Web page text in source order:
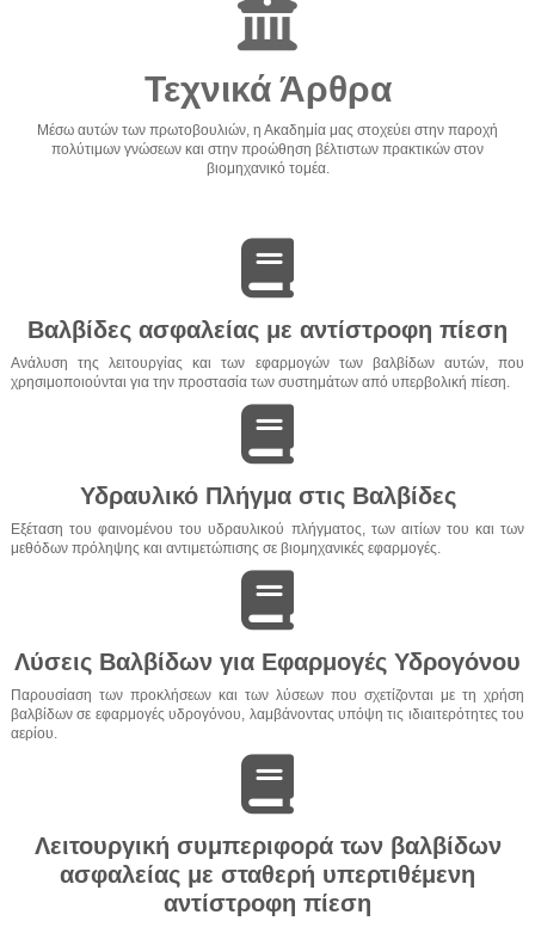
Τεχνικά Άρθρα
Μέσω αυτών των πρωτοβουλιών, η Ακαδημία μας στοχεύει στην παροχή
πολύτιμων γνώσεων και στην προώθηση βέλτιστων πρακτικών στον
βιομηχανικό τομέα.
Βαλβίδες ασφαλείας με αντίστροφη πίεση
Ανάλυση της λειτουργίας και των εφαρμογών των βαλβίδων αυτών, που
χρησιμοποιούνται για την προστασία των συστημάτων από υπερβολική πίεση.
Υδραυλικό Πλήγμα στις Βαλβίδες
Εξέταση του φαινομένου του υδραυλικού πλήγματος, των αιτίων του και των
μεθόδων πρόληψης και αντιμετώπισης σε βιομηχανικές εφαρμογές.
Λύσεις Βαλβίδων για Εφαρμογές Υδρογόνου
Παρουσίαση των προκλήσεων και των λύσεων που σχετίζονται με τη χρήση
βαλβίδων σε εφαρμογές υδρογόνου, λαμβάνοντας υπόψη τις ιδιαιτερότητες του
αερίου.
Λειτουργική συμπεριφορά των βαλβίδων
ασφαλείας με σταθερή υπερτιθέμενη
αντίστροφη πίεση